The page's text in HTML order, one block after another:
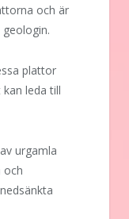
och är
plattor
leda till
urgamla
och